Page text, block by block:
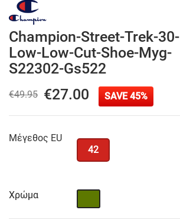
Champion-Street-Trek-30-
Low-Low-Cut-Shoe-Myg-
S22302-Gs522
€49.95 €27.00 SAVE 45%
Μέγεθος EU
42
Χρώμα